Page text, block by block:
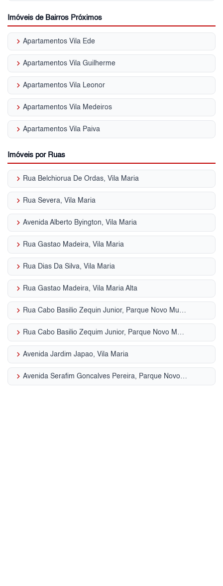
Imóveis de Bairros Próximos
keyboard_arrow_right Apartamentos Vila Ede
keyboard_arrow_right Apartamentos Vila Guilherme
keyboard_arrow_right Apartamentos Vila Leonor
keyboard_arrow_right Apartamentos Vila Medeiros
keyboard_arrow_right Apartamentos Vila Paiva
Imóveis por Ruas
keyboard_arrow_right Rua Belchiorua De Ordas, Vila Maria
keyboard_arrow_right Rua Severa, Vila Maria
keyboard_arrow_right Avenida Alberto Byington, Vila Maria
keyboard_arrow_right Rua Gastao Madeira, Vila Maria
keyboard_arrow_right Rua Dias Da Silva, Vila Maria
keyboard_arrow_right Rua Gastao Madeira, Vila Maria Alta
keyboard_arrow_right Rua Cabo Basilio Zequin Junior, Parque Novo Mundo
keyboard_arrow_right Rua Cabo Basilio Zequim Junior, Parque Novo Mundo
keyboard_arrow_right Avenida Jardim Japao, Vila Maria
keyboard_arrow_right Avenida Serafim Goncalves Pereira, Parque Novo Mundo